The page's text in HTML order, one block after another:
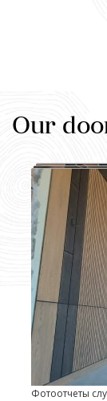
Our
Фотоотчеты